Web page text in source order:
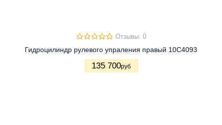
Отзывы: 0
Гидроцилиндр рулевого упраления правый 10C4093
135 700руб